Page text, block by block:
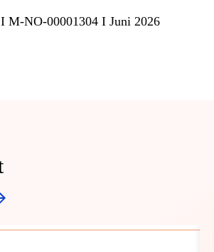
M-NO-00001304 I Juni 2026